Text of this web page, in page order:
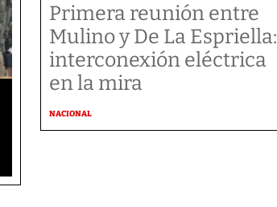
Primera reunión entre
Mulino y De La Espriella:
interconexión eléctrica
en la mira
NACIONAL